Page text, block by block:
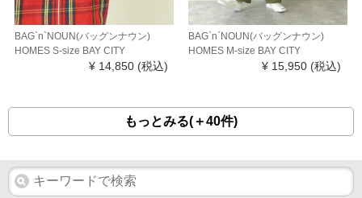
BAG`n`NOUN(バッグンナウン)
HOMES S-size BAY CITY
¥ 14,850 (税込)
BAG`n`NOUN(バッグンナウン)
HOMES M-size BAY CITY
¥ 15,950 (税込)
もっとみる(＋40件)